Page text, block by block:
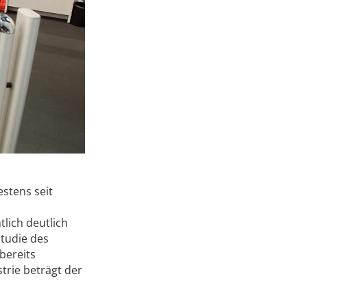
seit
deutlich
des
beträgt der